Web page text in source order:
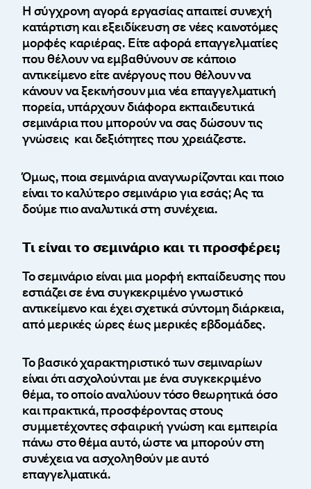
Η σύγχρονη αγορά εργασίας απαιτεί συνεχή
κατάρτιση και εξειδίκευση σε νέες καινοτόμες
μορφές καριέρας. Είτε αφορά επαγγελματίες
που θέλουν να εμβαθύνουν σε κάποιο
αντικείμενο είτε ανέργους που θέλουν να
κάνουν να ξεκινήσουν μια νέα επαγγελματική
πορεία, υπάρχουν διάφορα εκπαιδευτικά
σεμινάρια που μπορούν να σας δώσουν τις
γνώσεις και δεξιότητες που χρειάζεστε.
Όμως, ποια σεμινάρια αναγνωρίζονται και ποιο
είναι το καλύτερο σεμινάριο για εσάς; Ας τα
δούμε πιο αναλυτικά στη συνέχεια.
Τι είναι το σεμινάριο και τι προσφέρει;
Το σεμινάριο είναι μια μορφή εκπαίδευσης που
εστιάζει σε ένα συγκεκριμένο γνωστικό
αντικείμενο και έχει σχετικά σύντομη διάρκεια,
από μερικές ώρες έως μερικές εβδομάδες.
Το βασικό χαρακτηριστικό των σεμιναρίων
είναι ότι ασχολούνται με ένα συγκεκριμένο
θέμα, το οποίο αναλύουν τόσο θεωρητικά όσο
και πρακτικά, προσφέροντας στους
συμμετέχοντες σφαιρική γνώση και εμπειρία
πάνω στο θέμα αυτό, ώστε να μπορούν στη
συνέχεια να ασχοληθούν με αυτό
επαγγελματικά.